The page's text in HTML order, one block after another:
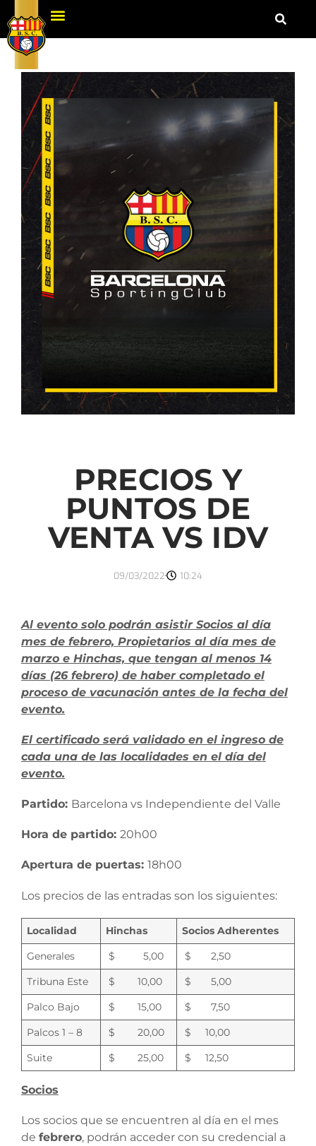
PRECIOS Y
PUNTOS DE
VENTA VS IDV
09/03/2022 10:24
Al evento solo podrán asistir Socios al día
mes de febrero, Propietarios al día mes de
marzo e Hinchas, que tengan al menos 14
días (26 febrero) de haber completado el
proceso de vacunación antes de la fecha del
evento.
El certificado será validado en el ingreso de
cada una de las localidades en el día del
evento.
Partido: Barcelona vs Independiente del Valle
Hora de partido: 20h00
Apertura de puertas: 18h00
Los precios de las entradas son los siguientes:
Localidad Hinchas
Socios Adherentes
Generales
$ 5,00
$ 2,50
Tribuna Este
$ 10,00
$ 5,00
Palco Bajo
$ 15,00
$ 7,50
Palcos 1 – 8
$ 20,00
$ 10,00
Suite
$ 25,00 $ 12,50
Socios
Los socios que se encuentren al día en el mes
de febrero, podrán acceder con su credencial a